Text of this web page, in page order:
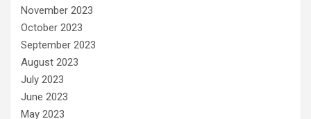
November 2023
October 2023
September 2023
August 2023
July 2023
June 2023
May 2023